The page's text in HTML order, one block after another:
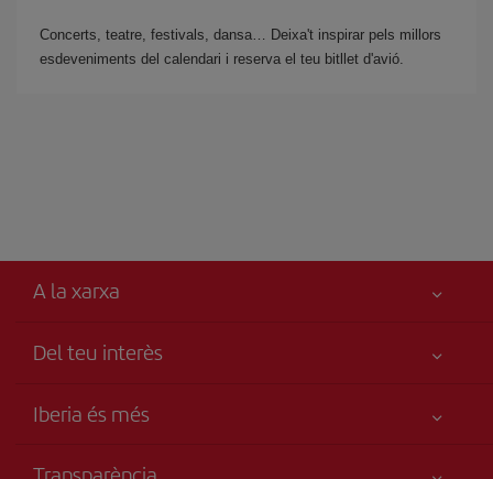
Concerts, teatre, festivals, dansa… Deixa't inspirar pels millors
esdeveniments del calendari i reserva el teu bitllet d'avió.
A la xarxa
Del teu interès
La teva seguretat és el més importat
Iberia és més